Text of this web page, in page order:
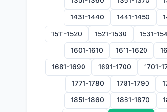
1431-1440 1441-1450
1511-1520 1521-1530 1531-
1601-1610 1611-1620
1681-1690 1691-1700 1701-
1771-1780 1781-1790
1851-1860 1861-1870